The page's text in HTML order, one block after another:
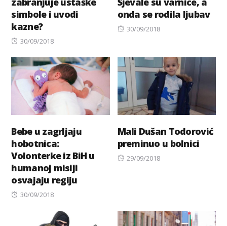
simbole i uvodi
kazne?
Posted
30/09/2018
onda se rodila ljubav
Posted
30/09/2018
Bebe u zagrljaju
hobotnica:
Volonterke iz BiH u
humanoj misiji
osvajaju regiju
Posted
30/09/2018
Mali Dušan Todorović
preminuo u bolnici
Posted
29/09/2018